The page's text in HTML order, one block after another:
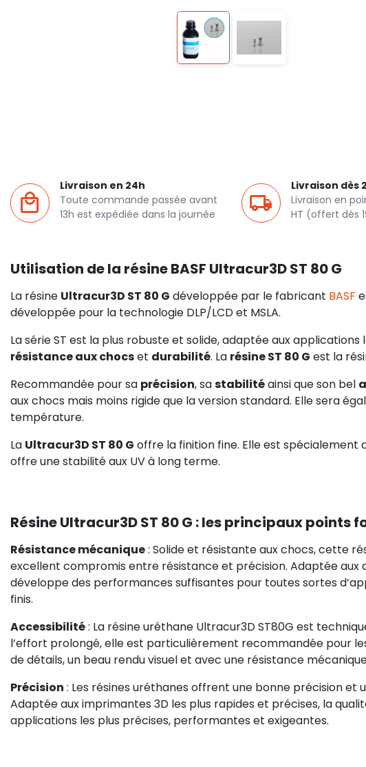
Livraison en 24h
Toute commande passée avant
13h est expédiée dans la journée
Livraison dès
Livraison en
HT (offert dès
Utilisation de la résine BASF Ultracur3D ST 80 G
La résine Ultracur3D ST 80 G développée par le fabricant BASF
développée pour la technologie DLP/LCD et MSLA.
La série ST est la plus robuste et solide, adaptée aux
résistance aux chocset durabilité. La résine ST 80 G est la
Recommandée pour sa précision, sastabilitéainsi que son bel
aux chocs mais moins rigide que la version standard. Elle sera
température.
La Ultracur3D ST 80 G offre la finition fine. Elle est
offre une stabilité aux UV à long terme.
Résine Ultracur3D ST 80 G : les principaux points
Résistance mécanique: Solide et résistante aux chocs, cette
excellent compromis entre résistance et précision. Adaptée aux
développe des performances suffisantes pour toutes sortes
finis.
Accessibilité: La résine uréthane Ultracur3D ST80G est
l’effort prolongé, elle est particulièrement recommandée pour
de détails, un beau rendu visuel et avec une résistance
Précision : Les résines uréthanes offrent une bonne précision et
Adaptée aux imprimantes 3D les plus rapides et précises, la
applications les plus précises, performantes et exigeantes.